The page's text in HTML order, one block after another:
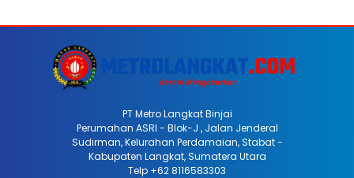
PT Metro Langkat Binjai
Perumahan ASRI - Blok-J , Jalan Jenderal
Sudirman, Kelurahan Perdamaian, Stabat -
Kabupaten Langkat, Sumatera Utara
Telp +62 8116583303